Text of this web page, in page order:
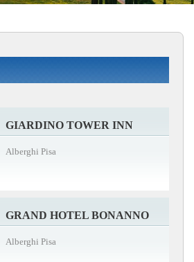
GIARDINO TOWER INN
Alberghi Pisa
GRAND HOTEL BONANNO
Alberghi Pisa